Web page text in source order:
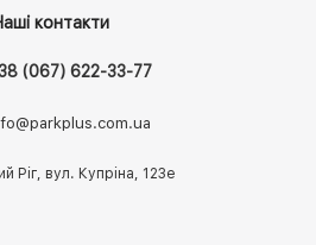
контакти
(067) 622-33-77
Ріг, вул. Купріна, 123е